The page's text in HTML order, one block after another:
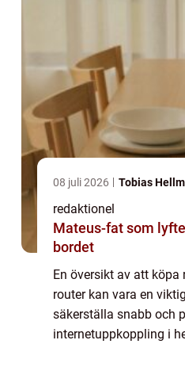
08 juli 2026 Tobias
redaktionel
Mateus-fat som
bordet
En översikt av att köpa
router kan vara en
säkerställa snabb och
internetuppkoppling i